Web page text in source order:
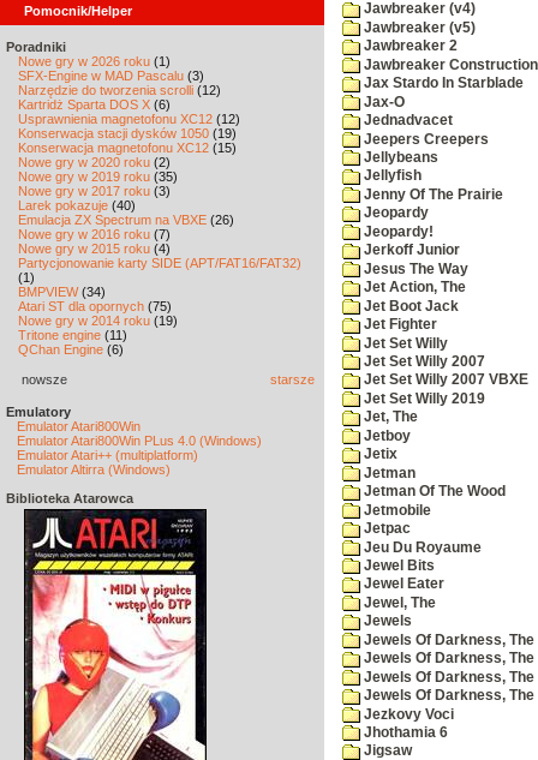
Pomocnik/Helper
Poradniki
Nowe gry w 2026 roku (1)
SFX-Engine w MAD Pascalu (3)
Narzędzie do tworzenia scrolli (12)
Kartridż Sparta DOS X (6)
Usprawnienia magnetofonu XC12 (12)
Konserwacja stacji dysków 1050 (19)
Konserwacja magnetofonu XC12 (15)
Nowe gry w 2020 roku (2)
Nowe gry w 2019 roku (35)
Nowe gry w 2017 roku (3)
Larek pokazuje (40)
Emulacja ZX Spectrum na VBXE (26)
Nowe gry w 2016 roku (7)
Nowe gry w 2015 roku (4)
Partycjonowanie karty SIDE (APT/FAT16/FAT32)
(1)
BMPVIEW(34)
Atari ST dla opornych (75)
Nowe gry w 2014 roku (19)
Tritone engine (11)
QChan Engine (6)
nowsze starsze
Emulatory
Emulator Atari800Win
Emulator Atari800Win PLus 4.0 (Windows)
Emulator Atari++ (multiplatform)
Emulator Altirra (Windows)
Biblioteka Atarowca
Jawbreaker (v4)
Jawbreaker (v5)
Jawbreaker 2
Jawbreaker Construction
Jax Stardo In Starblade
Jax-O
Jednadvacet
Jeepers Creepers
Jellybeans
Jellyfish
Jenny Of The Prairie
Jeopardy
Jeopardy!
Jerkoff Junior
Jesus The Way
Jet Action, The
Jet Boot Jack
Jet Fighter
Jet Set Willy
Jet Set Willy 2007
Jet Set Willy 2007 VBXE
Jet Set Willy 2019
Jet, The
Jetboy
Jetix
Jetman
Jetman Of The Wood
Jetmobile
Jetpac
Jeu Du Royaume
Jewel Bits
Jewel Eater
Jewel, The
Jewels
Jewels Of Darkness, The
Jewels Of Darkness,
Jewels Of Darkness,
Jewels Of Darkness,
Jezkovy Voci
Jhothamia 6
Jigsaw